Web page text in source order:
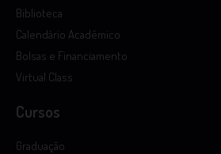
Biblioteca
Calendário Acadêmico
Bolsas e Financiamento
Virtual Class
Cursos
Graduação